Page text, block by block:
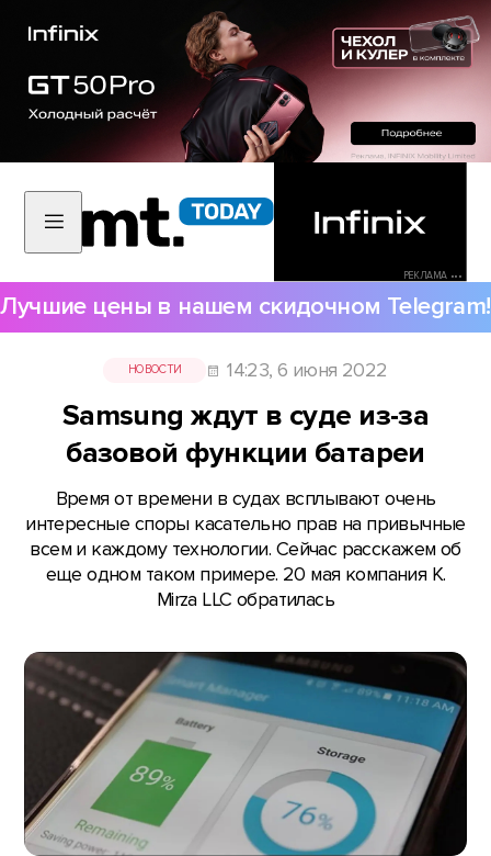
РЕКЛАМА •••
Лучшие цены в нашем скидочном Telegram!
НОВОСТИ 14:23, 6 июня 2022
Samsung ждут в суде из-за
базовой функции батареи
Время от времени в судах всплывают очень
интересные споры касательно прав на привычные
всем и каждому технологии. Сейчас расскажем об
еще одном таком примере. 20 мая компания K.
Mirza LLC обратилась